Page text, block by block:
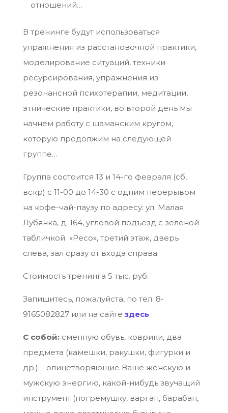
отношений…
В тренинге будут использоваться
упражнения из расстановочной практики,
моделирование ситуаций, техники
ресурсирования, упражнения из
резонансной психотерапии, медитации,
этнические практики, во второй день мы
начнем работу с шаманским кругом,
которую продолжим на следующей
группе…
Группа состоится 13 и 14-го февраля (сб,
вскр) с 11-00 до 14-30 с одним перерывом
на кофе-чай-паузу по адресу: ул. Малая
Лубянка, д. 164, угловой подъезд с зеленой
табличкой «Ресо», третий этаж, дверь
слева, зал сразу от входа справа.
Стоимость тренинга 5 тыс. руб.
Запишитесь, пожалуйста, по тел. 8-
9165082827 или на сайте здесь
С собой:сменную обувь, коврики, два
предмета (камешки, ракушки, фигурки и
др.) – олицетворяющие Ваше женскую и
мужскую энергию, какой-нибудь звучащий
инструмент (погремушку, варган, барабан,